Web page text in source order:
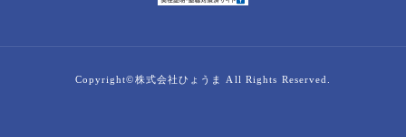
Copyright©株式会社ひょうま All Rights Reserved.